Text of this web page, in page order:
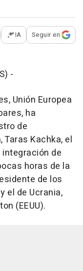
opciones para
IA Seguir en
-
Unión Europea
ha
de
Taras Kachka, el
de
horas de la
de los
el de Ucrania,
(EEUU).